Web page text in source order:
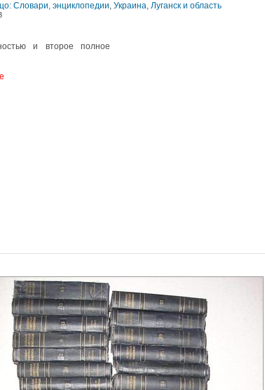
Словари, энциклопедии, Украина, Луганск и область
и второе полное